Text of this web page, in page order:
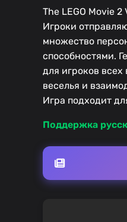
The LEGO Movie
Игроки
множество
способностями.
для игроков всех
веселья и
Игра подходит
Поддержка